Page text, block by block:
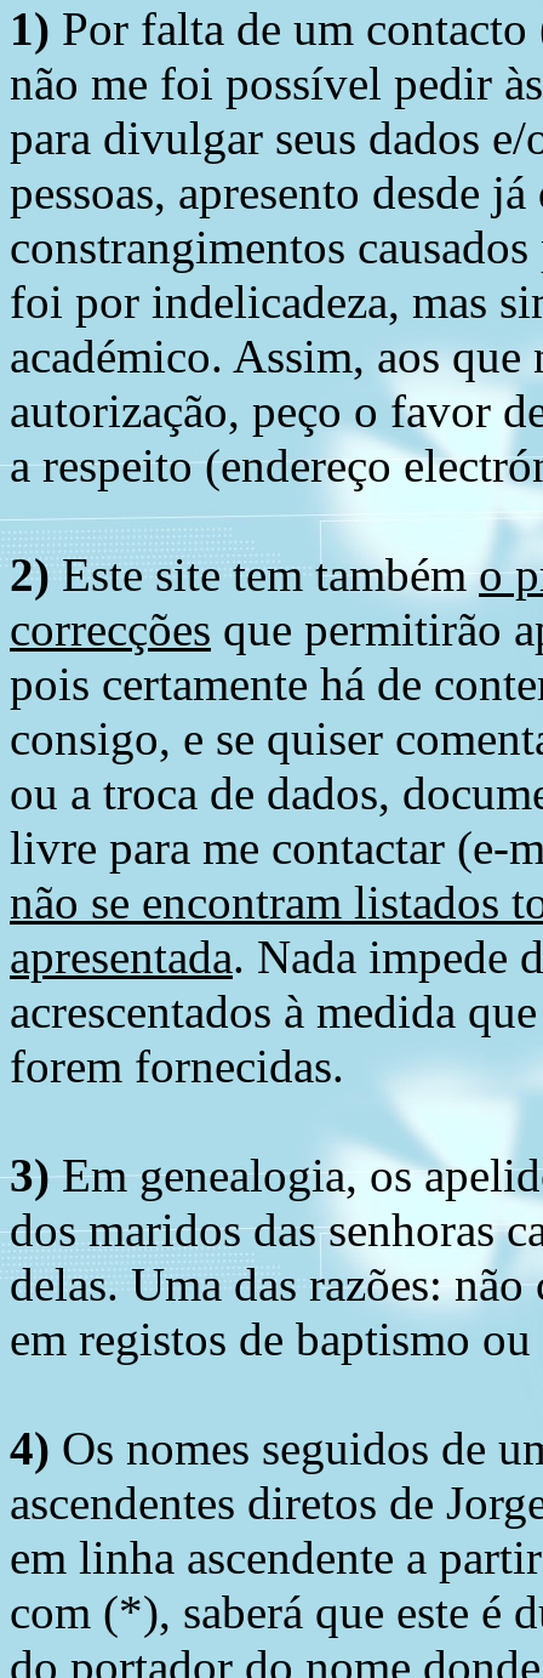
1) Por falta de um
não me foi possível pedir
para divulgar seus dados
pessoas, apresento desde
constrangimentos
foi por indelicadeza, mas
académico. Assim, aos
autorização, peço o favor
a respeito (endereço
2) Este site tem tambémo
correcções que permitirão
pois certamente há de
consigo, e se quiser
ou a troca de dados,
livre para me contactar (e-
não se encontram listados
apresentada. Nada impede
acrescentados à medida
forem fornecidas.
3)Em genealogia, os
dos maridos das senhoras
delas. Uma das razões:
em registos de baptismo
4) Os nomes seguidos de
ascendentes diretos de
em linha ascendente a
com (*), saberá que este é
do portador do nome